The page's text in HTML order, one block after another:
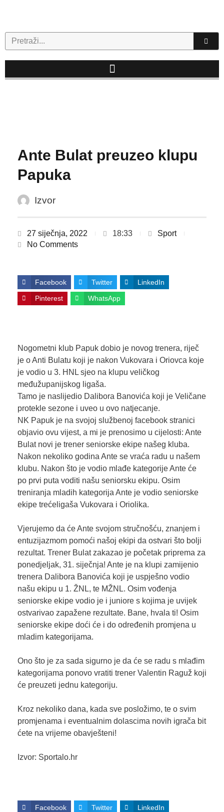
Search
Ante Bulat preuzeo klupu
Papuka
Izvor
27 siječnja, 2022 18:33
Sport
No Comments
Facebook Twitter LinkedIn
Pinterest WhatsApp
Nogometni klub Papuk dobio je novog trenera, riječ
je o Anti Bulatu koji je nakon Vukovara i Oriovca koje
je vodio u 3. HNL sjeo na klupu veličkog
međužupanijskog ligaša.
Tamo je naslijedio Dalibora Banovića koji je Veličane
protekle sezone i uveo u ovo natjecanje.
NK Papuk je na svojoj službenoj facebook stranici
objavio ovu vijest, a mi je prenosimo u cijelosti: Ante
Bulat novi je trener seniorske ekipe našeg kluba.
Nakon nekoliko godina Ante se vraća radu u našem
klubu. Nakon što je vodio mlađe kategorije Ante će
po prvi puta voditi našu seniorsku ekipu. Osim
treniranja mladih kategorija Ante je vodio seniorske
ekipe trećeligaša Vukovara i Oriolika.
Vjerujemo da će Ante svojom stručnošću, znanjem i
entuzijazmom pomoći našoj ekipi da ostvari što bolji
rezultat. Trener Bulat zakazao je početak priprema za
ponedjeljak, 31. siječnja! Ante je na klupi zamijenio
trenera Dalibora Banovića koji je uspješno vodio
našu ekipu u 1. ŽNL, te MŽNL. Osim vođenja
seniorske ekipe vodio je i juniore s kojima je uvijek
ostvarivao zapažene rezultate. Bane, hvala ti! Osim
seniorske ekipe doći će i do određenih promjena u
mladim kategorijama.
Ono što je za sada sigurno je da će se radu s mlađim
kategorijama ponovo vratiti trener Valentin Raguž koji
će preuzeti jednu kategoriju.
Kroz nekoliko dana, kada sve posložimo, te o svim
promjenama i eventualnim dolascima novih igrača bit
ćete na vrijeme obavješteni!
Izvor: Sportalo.hr
Facebook Twitter LinkedIn